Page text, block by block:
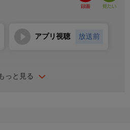
っと見る
アプリ視聴 放送前